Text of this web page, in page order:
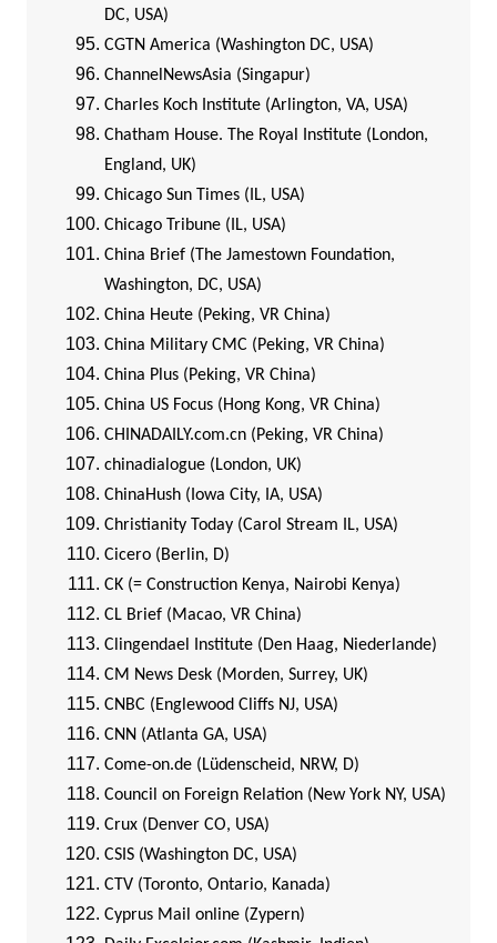
DC, USA)
CGTN America (Washington DC, USA)
ChannelNewsAsia (Singapur)
Charles Koch Institute (Arlington, VA, USA)
Chatham House. The Royal Institute (London,
England, UK)
Chicago Sun Times (IL, USA)
Chicago Tribune (IL, USA)
China Brief (The Jamestown Foundation,
Washington, DC, USA)
China Heute (Peking, VR China)
China Military CMC (Peking, VR China)
China Plus (Peking, VR China)
China US Focus (Hong Kong, VR China)
CHINADAILY.com.cn (Peking, VR China)
chinadialogue (London, UK)
ChinaHush (Iowa City, IA, USA)
Christianity Today (Carol Stream IL, USA)
Cicero (Berlin, D)
CK (= Construction Kenya, Nairobi Kenya)
CL Brief (Macao, VR China)
Clingendael Institute (Den Haag, Niederlande)
CM News Desk (Morden, Surrey, UK)
CNBC (Englewood Cliffs NJ, USA)
CNN (Atlanta GA, USA)
Come-on.de (Lüdenscheid, NRW, D)
Council on Foreign Relation (New York NY, USA)
Crux (Denver CO, USA)
CSIS (Washington DC, USA)
CTV (Toronto, Ontario, Kanada)
Cyprus Mail online (Zypern)